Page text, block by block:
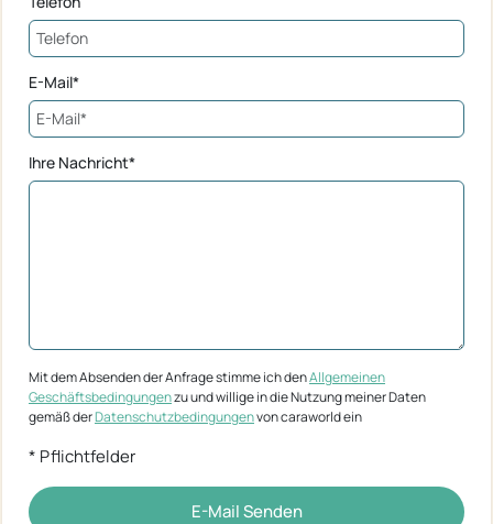
E-Mail*
Ihre Nachricht*
Mit dem Absenden der Anfrage stimme ich denAllgemeinen
Geschäftsbedingungenzu und willige in die Nutzung meiner Daten
gemäß derDatenschutzbedingungenvon caraworld ein
* Pflichtfelder
E-Mail Senden